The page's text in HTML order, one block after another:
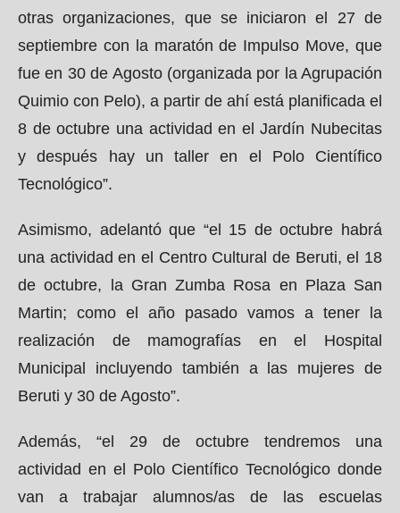
otras organizaciones, que se iniciaron el 27 de
septiembre con la maratón de Impulso Move, que
fue en 30 de Agosto (organizada por la Agrupación
Quimio con Pelo), a partir de ahí está planificada el
8 de octubre una actividad en el Jardín Nubecitas
y después hay un taller en el Polo Científico
Tecnológico”.
Asimismo, adelantó que “el 15 de octubre habrá
una actividad en el Centro Cultural de Beruti, el 18
de octubre, la Gran Zumba Rosa en Plaza San
Martin; como el año pasado vamos a tener la
realización de mamografías en el Hospital
Municipal incluyendo también a las mujeres de
Beruti y 30 de Agosto”.
Además, “el 29 de octubre tendremos una
actividad en el Polo Científico Tecnológico donde
van a trabajar alumnos/as de las escuelas